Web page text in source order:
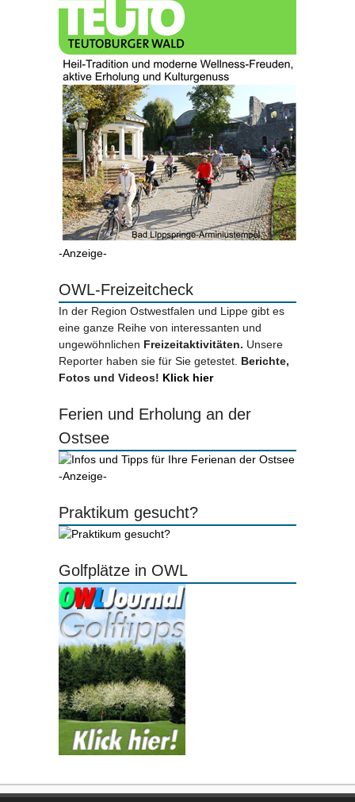
-Anzeige-
OWL-Freizeitcheck
In der Region Ostwestfalen und Lippe gibt es
eine ganze Reihe von interessanten und
ungewöhnlichen Freizeitaktivitäten. Unsere
Reporter haben sie für Sie getestet. Berichte,
Fotos und Videos! Klick hier
Ferien und Erholung an der
Ostsee
-Anzeige-
Praktikum gesucht?
Golfplätze in OWL